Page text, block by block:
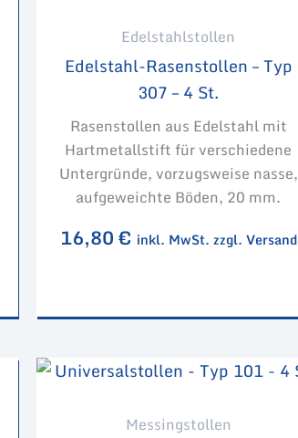
Edelstahlstollen
Edelstahl-Rasenstollen – Typ
307 – 4 St.
Rasenstollen aus Edelstahl mit
Hartmetallstift für verschiedene
Untergründe, vorzugsweise nasse,
aufgeweichte Böden, 20 mm.
16,80€ inkl. MwSt. zzgl. Versand
Messingstollen